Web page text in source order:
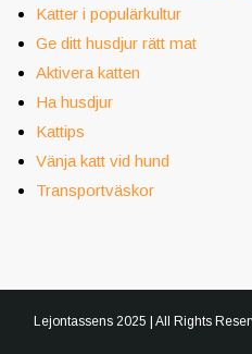
Katter i populärkultur
Ge ditt husdjur rätt mat
Aktivera katten
Ha husdjur
Kattips
Vänja katt vid hund
Transportväskor
Lejontassens 2025 | All Rights